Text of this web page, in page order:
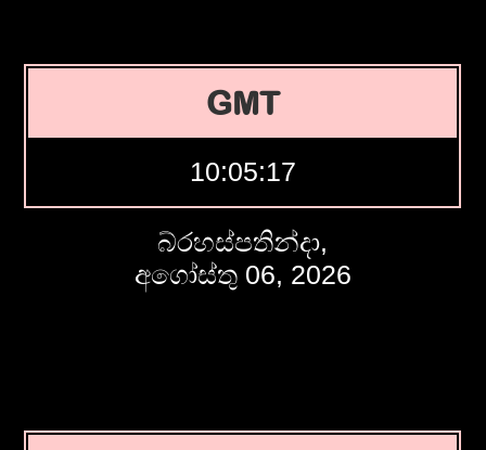
GMT
10:05:18
බ්රහස්පතින්දා,
අගෝස්තු 06, 2026